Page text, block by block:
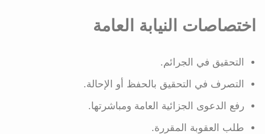
اختصاصات النيابة العامة
التحقيق في الجرائم.
التصرف في التحقيق بالحفظ أو الإحالة.
رفع الدعوى الجزائية العامة ومباشرتها.
طلب العقوبة المقررة.